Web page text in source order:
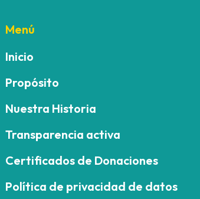
Menú
Inicio
Propósito
Nuestra Historia
Transparencia activa
Certificados de Donaciones
Política de privacidad de datos